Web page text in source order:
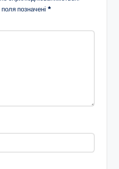
поля позначені *